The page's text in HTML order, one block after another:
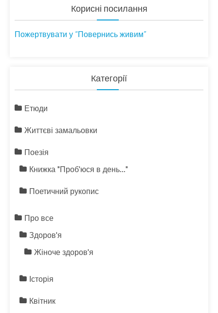
Корисні посилання
Пожертвувати у “Повернись живим”
Категорії
Етюди
Життєві замальовки
Поезія
Книжка "Проб'юся в день…"
Поетичний рукопис
Про все
Здоров'я
Жіноче здоров'я
Історія
Квітник